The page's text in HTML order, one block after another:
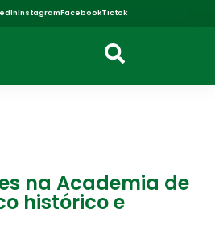
InstagramFacebookTictok
na Academia de
histórico e